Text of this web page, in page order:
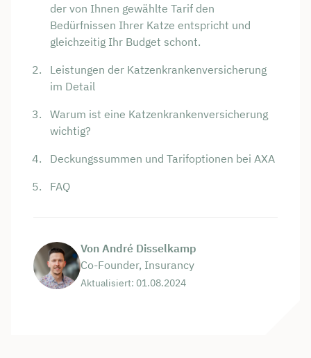
der von Ihnen gewählte Tarif den
Bedürfnissen Ihrer Katze entspricht und
gleichzeitig Ihr Budget schont.
Leistungen der Katzenkrankenversicherung
im Detail
Warum ist eine Katzenkrankenversicherung
wichtig?
Deckungssummen und Tarifoptionen bei AXA
FAQ
Von André Disselkamp
Co-Founder, Insurancy
Aktualisiert: 01.08.2024